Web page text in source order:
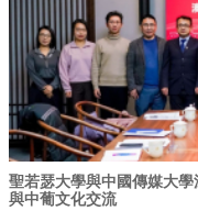
聖若瑟大學與中國傳媒大
與中葡文化交流